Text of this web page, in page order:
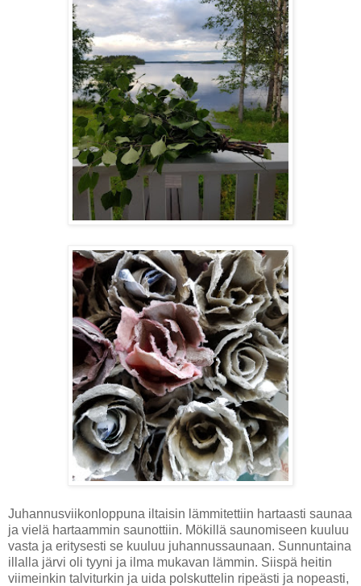
Juhannusviikonloppuna iltaisin lämmitettiin hartaasti saunaa
ja vielä hartaammin saunottiin. Mökillä saunomiseen kuuluu
vasta ja eritysesti se kuuluu juhannussaunaan. Sunnuntaina
illalla järvi oli tyyni ja ilma mukavan lämmin. Siispä heitin
viimeinkin talviturkin ja uida polskuttelin ripeästi ja nopeasti,